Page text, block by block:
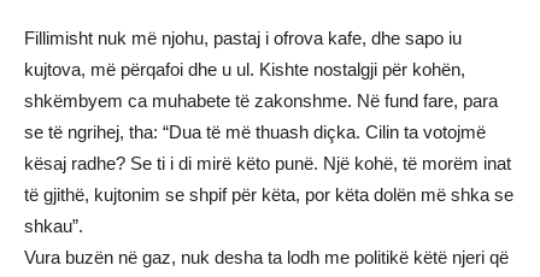
Fillimisht nuk më njohu, pastaj i ofrova kafe, dhe sapo iu
kujtova, më përqafoi dhe u ul. Kishte nostalgji për kohën,
shkëmbyem ca muhabete të zakonshme. Në fund fare, para
se të ngrihej, tha: “Dua të më thuash diçka. Cilin ta votojmë
kësaj radhe? Se ti i di mirë këto punë. Një kohë, të morëm inat
të gjithë, kujtonim se shpif për këta, por këta dolën më shka se
shkau”.
Vura buzën në gaz, nuk desha ta lodh me politikë këtë njeri që